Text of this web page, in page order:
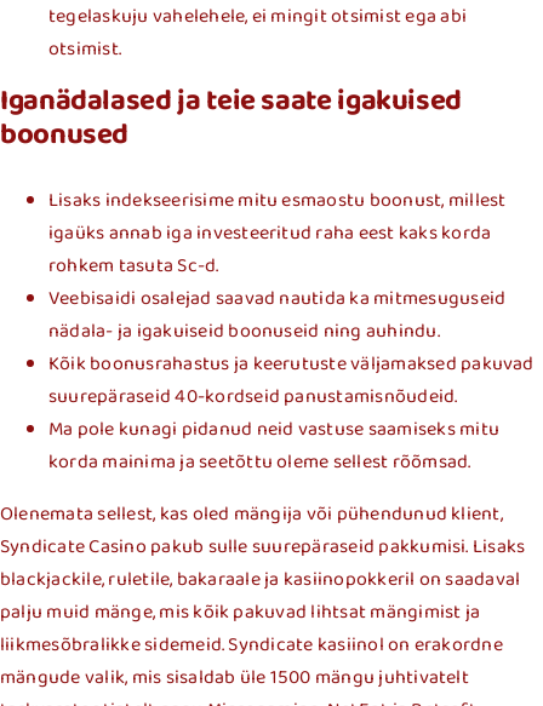
tegelaskuju vahelehele, ei mingit otsimist ega abi
otsimist.
Iganädalased ja teie saate igakuised
boonused
Lisaks indekseerisime mitu esmaostu boonust, millest
igaüks annab iga investeeritud raha eest kaks korda
rohkem tasuta Sc-d.
Veebisaidi osalejad saavad nautida ka mitmesuguseid
nädala- ja igakuiseid boonuseid ning auhindu.
Kõik boonusrahastus ja keerutuste väljamaksed pakuvad
suurepäraseid 40-kordseid panustamisnõudeid.
Ma pole kunagi pidanud neid vastuse saamiseks mitu
korda mainima ja seetõttu oleme sellest rõõmsad.
Olenemata sellest, kas oled mängija või pühendunud klient,
Syndicate Casino pakub sulle suurepäraseid pakkumisi. Lisaks
blackjackile, ruletile, bakaraale ja kasiinopokkeril on saadaval
palju muid mänge, mis kõik pakuvad lihtsat mängimist ja
liikmesõbralikke sidemeid. Syndicate kasiinol on erakordne
mängude valik, mis sisaldab üle 1500 mängu juhtivatelt